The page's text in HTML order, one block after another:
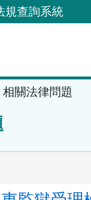
規查詢系統
相關法律問題